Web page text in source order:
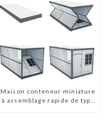
Maison conteneur miniature
à assemblage rapide de type